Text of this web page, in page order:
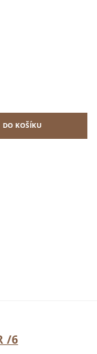
/6